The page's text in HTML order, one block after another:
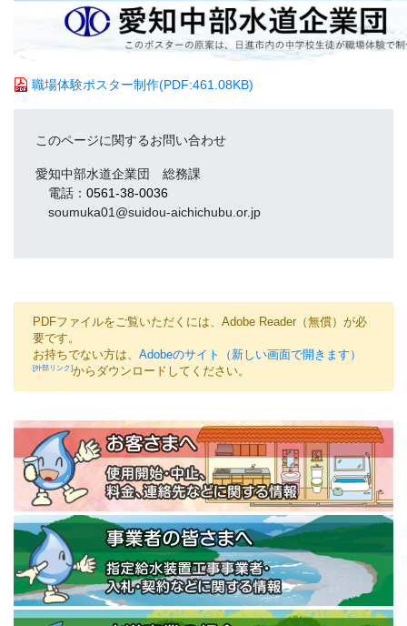
職場体験ポスター制作(PDF:461.08KB)
このページに関するお問い合わせ
愛知中部水道企業団 総務課
電話： 0561-38-0036
soumuka01@suidou-aichichubu.or.jp
PDFファイルをご覧いただくには、Adobe Reader（無償）が必
要です。
お持ちでない方は、 Adobeのサイト（新しい画面で開きます）
からダウンロードしてください。